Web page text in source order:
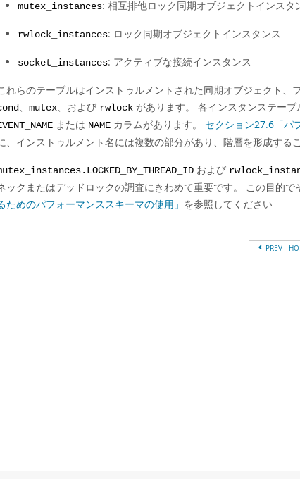
mutex_instances: 相互排他ロック同期オブジェクトインスタ
rwlock_instances: ロック同期オブジェクトインスタンス
socket_instances: アクティブな接続インスタンス
れらのテーブルはインストゥルメントされた同期オブジェクト
、 mutex、および rwlock があります。 各インスタンステー
または NAME カラムがあります。 セクション27.6「パ
、インストゥルメント名には複数の部分があり、階層を形成する
および
ックまたはデッドロックの調査にきわめて重要です。 この目的で
ためのパフォーマンススキーマの使用」 を参照してください
PREV